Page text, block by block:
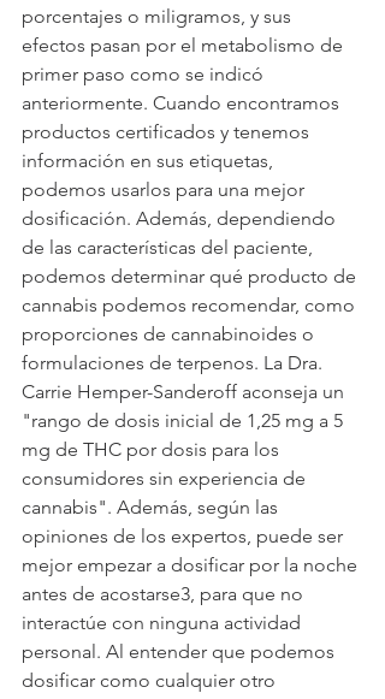
porcentajes o miligramos, y sus
efectos pasan por el metabolismo de
primer paso como se indicó
anteriormente. Cuando encontramos
productos certificados y tenemos
información en sus etiquetas,
podemos usarlos para una mejor
dosificación. Además, dependiendo
de las características del paciente,
podemos determinar qué producto de
cannabis podemos recomendar, como
proporciones de cannabinoides o
formulaciones de terpenos. La Dra.
Carrie Hemper-Sanderoff aconseja un
"rango de dosis inicial de 1,25 mg a 5
mg de THC por dosis para los
consumidores sin experiencia de
cannabis". Además, según las
opiniones de los expertos, puede ser
mejor empezar a dosificar por la noche
antes de acostarse3, para que no
interactúe con ninguna actividad
personal. Al entender que podemos
dosificar como cualquier otro